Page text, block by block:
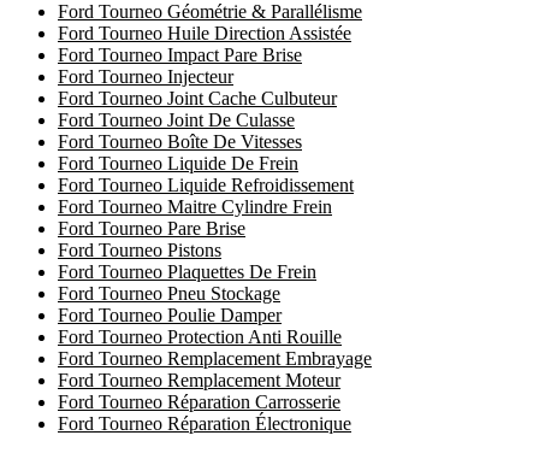
Ford Tourneo Géométrie & Parallélisme
Ford Tourneo Huile Direction Assistée
Ford Tourneo Impact Pare Brise
Ford Tourneo Injecteur
Ford Tourneo Joint Cache Culbuteur
Ford Tourneo Joint De Culasse
Ford Tourneo Boîte De Vitesses
Ford Tourneo Liquide De Frein
Ford Tourneo Liquide Refroidissement
Ford Tourneo Maitre Cylindre Frein
Ford Tourneo Pare Brise
Ford Tourneo Pistons
Ford Tourneo Plaquettes De Frein
Ford Tourneo Pneu Stockage
Ford Tourneo Poulie Damper
Ford Tourneo Protection Anti Rouille
Ford Tourneo Remplacement Embrayage
Ford Tourneo Remplacement Moteur
Ford Tourneo Réparation Carrosserie
Ford Tourneo Réparation Électronique